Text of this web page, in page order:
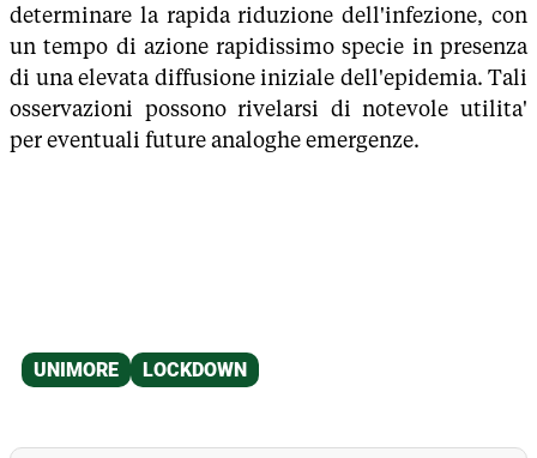
determinare la rapida riduzione dell'infezione, con
un tempo di azione rapidissimo specie in presenza
di una elevata diffusione iniziale dell'epidemia. Tali
osservazioni possono rivelarsi di notevole utilita'
per eventuali future analoghe emergenze.